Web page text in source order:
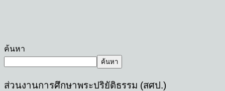
ค้นหา
ค้นหา
ส่วนงานการศึกษาพระปริยัติธรรม (สศป.)